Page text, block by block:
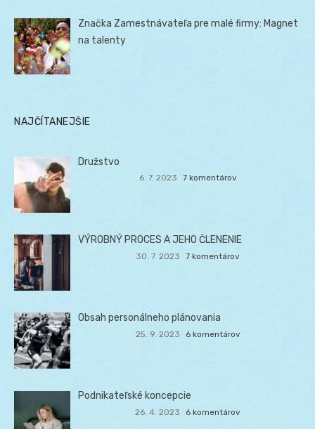
Značka Zamestnávateľa pre malé firmy: Magnet
na talenty
NAJČÍTANEJŠIE
Družstvo
6. 7. 2023 7 komentárov
VÝROBNÝ PROCES A JEHO ČLENENIE
30. 7. 2023 7 komentárov
Obsah personálneho plánovania
25. 9. 2023 6 komentárov
Podnikateľské koncepcie
26. 4. 2023 6 komentárov